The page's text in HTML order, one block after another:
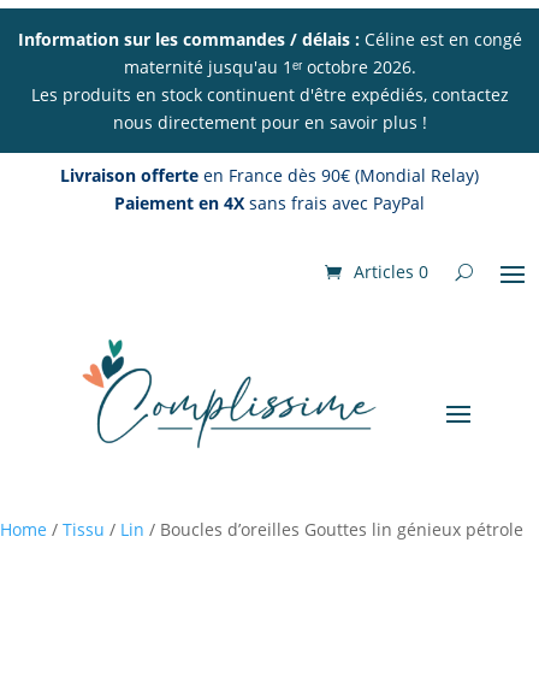
Information sur les commandes / délais : Céline est en congé
maternité jusqu'au 1ᵉʳ octobre 2026.
Les produits en stock continuent d'être expédiés, contactez
nous directement pour en savoir plus !
Livraison offerte en France dès 90€ (Mondial Relay)
Paiement en 4X sans frais avec PayPal
Articles 0
Home / Tissu / Lin / Boucles d’oreilles Gouttes lin génieux pétrole